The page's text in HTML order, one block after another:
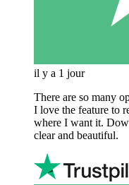
il y a 1 jour
There are so many
I love the feature to
where I want it.
clear and beautiful.